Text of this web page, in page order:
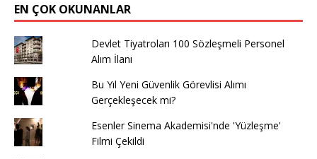
EN ÇOK OKUNANLAR
Devlet Tiyatroları 100 Sözleşmeli Personel
Alım İlanı
Bu Yıl Yeni Güvenlik Görevlisi Alımı
Gerçekleşecek mi?
Esenler Sinema Akademisi'nde 'Yüzleşme'
Filmi Çekildi